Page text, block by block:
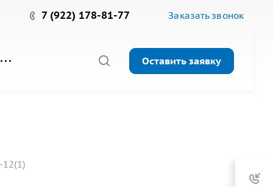
7 (922) 178-81-77 Заказать звонок
Оставить заявку